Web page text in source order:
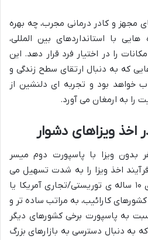
مجهز و کادر درمانی مجرب، چه بهره
با استانداردهای بین المللی،
را در اختیار فرد قرار دهد. این
که به دنبال ارتقای سطح زندگی و
خواهد بود و تجربه ای دلنشین از
را به ارمغان می آورد.
ویزاهای دشوار
بدون ویزا با پاسپورت دوم میسر
اخذ ویزا را به شدت تسهیل می
کند. برای مثال، دریافت ویزای ۱۰ ساله ی توریستی/تجاری آمریکا یا
کشورهای کارائیب، به مراتب ساده تر و
به پاسپورت برخی کشورهای دیگر
به دنبال دسترسی به بازارهای بزرگ